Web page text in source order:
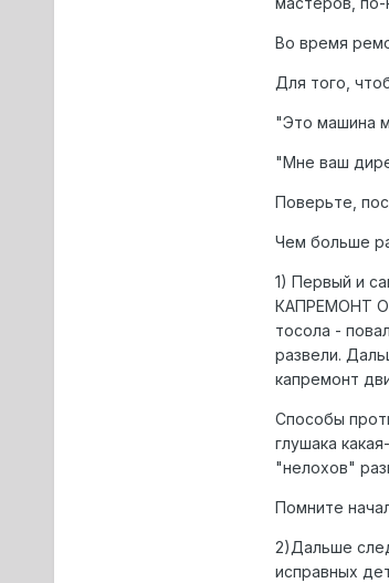
Во время
Для того,
"Это машина
"Мне ваш
Поверьте,
Чем больше
1) Первый и
КАПРЕМОНТ
тосола -
развели.
капремонт
Способы
глушака
"нелохов"
Помните
2)Дальше
исправных